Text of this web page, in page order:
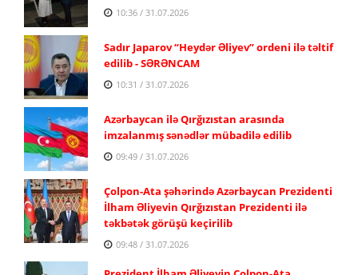
10:36 / 31.07.2026
Sadır Japarov “Heydər Əliyev” ordeni ilə təltif
edilib - SƏRƏNCAM
10:31 / 31.07.2026
Azərbaycan ilə Qırğızıstan arasında
imzalanmış sənədlər mübadilə edilib
09:49 / 31.07.2026
Çolpon-Ata şəhərində Azərbaycan Prezidenti
İlham Əliyevin Qırğızıstan Prezidenti ilə
təkbətək görüşü keçirilib
09:48 / 31.07.2026